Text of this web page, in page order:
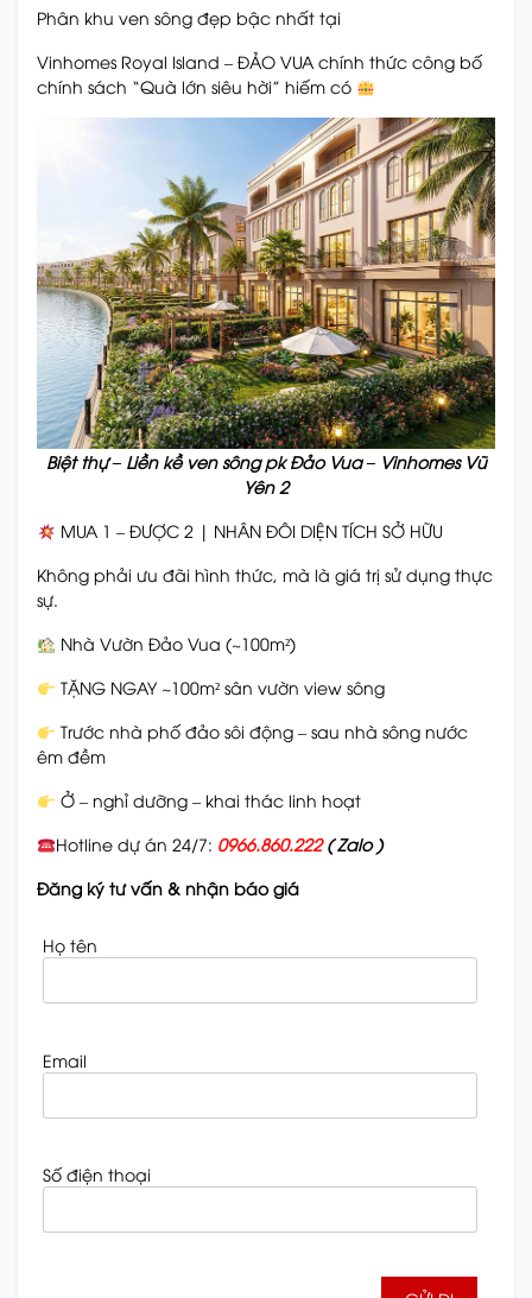
Phân khu ven sông đẹp bậc nhất tại
Vinhomes Royal Island – ĐẢO VUA chính thức công bố
chính sách “Quà lớn siêu hời” hiếm có
Biệt thự – Liền kề ven sông pk Đảo Vua – Vinhomes Vũ
Yên 2
MUA 1 – ĐƯỢC 2 | NHÂN ĐÔI DIỆN TÍCH SỞ HỮU
Không phải ưu đãi hình thức, mà là giá trị sử dụng thực
sự.
Nhà Vườn Đảo Vua (~100m²)
TẶNG NGAY ~100m² sân vườn view sông
Trước nhà phố đảo sôi động – sau nhà sông nước
êm đềm
Ở – nghỉ dưỡng – khai thác linh hoạt
Hotline dự án 24/7: 0966.860.222 ( Zalo )
Đăng ký tư vấn & nhận báo giá
Họ tên
Email
Số điện thoại